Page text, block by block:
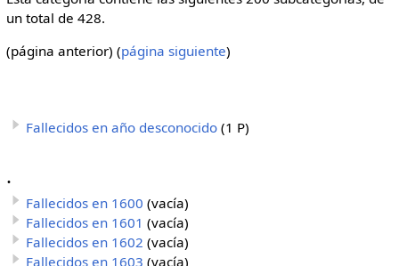
un total de 428.
(página anterior) (página siguiente)
Fallecidos en año desconocido (1 P)
.
Fallecidos en 1600 (vacía)
Fallecidos en 1601 (vacía)
Fallecidos en 1602 (vacía)
Fallecidos en 1603 (vacía)